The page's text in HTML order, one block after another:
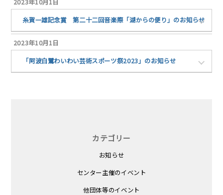
2023年10月1日
糸賀一雄記念賞 第二十二回音楽際「湖からの便り」のお知らせ
2023年10月1日
「阿波白鷺わいわい芸術スポーツ祭2023」のお知らせ
カテゴリー
お知らせ
センター主催のイベント
他団体等のイベント